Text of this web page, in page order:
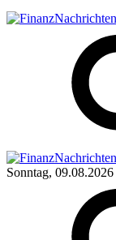
Sonntag, 09.08.2026